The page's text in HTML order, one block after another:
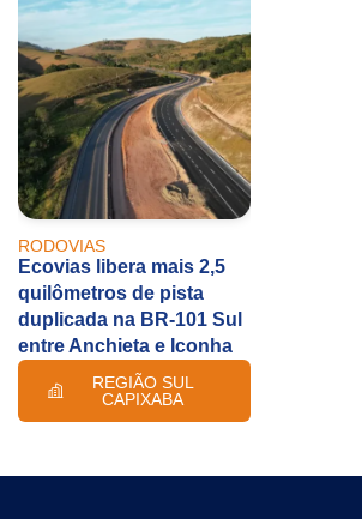
RODOVIAS
Ecovias libera mais 2,5
quilômetros de pista
duplicada na BR-101 Sul
entre Anchieta e Iconha
REGIÃO SUL
CAPIXABA